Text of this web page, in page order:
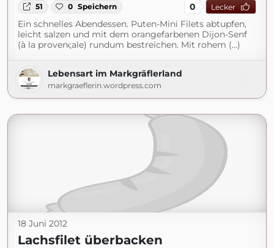
51 0 Speichern 0 Lecker
Ein schnelles Abendessen. Puten-Mini Filets abtupfen,
leicht salzen und mit dem orangefarbenen Dijon-Senf
(à la provenςale) rundum bestreichen. Mit rohem (...)
Lebensart im Markgräflerland
markgraeflerin.wordpress.com
18 Juni 2012
Lachsfilet überbacken